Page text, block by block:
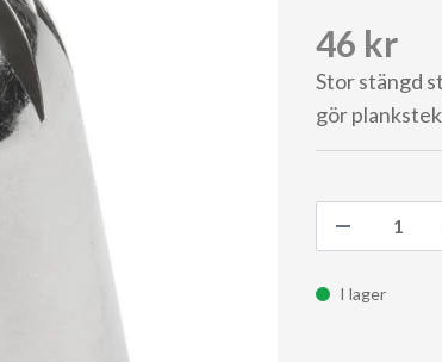
46 kr
Stor stängd
gör
I lager